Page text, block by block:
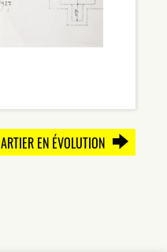
EN ÉVOLUTION